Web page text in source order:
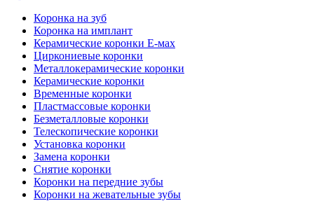
Коронка на зуб
Коронка на имплант
Керамические коронки Е-мах
Циркониевые коронки
Металлокерамические коронки
Керамические коронки
Временные коронки
Пластмассовые коронки
Безметалловые коронки
Телескопические коронки
Установка коронки
Замена коронки
Снятие коронки
Коронки на передние зубы
Коронки на жевательные зубы